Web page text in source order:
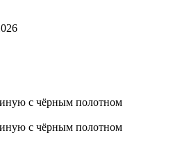
с чёрным полотном
с чёрным полотном